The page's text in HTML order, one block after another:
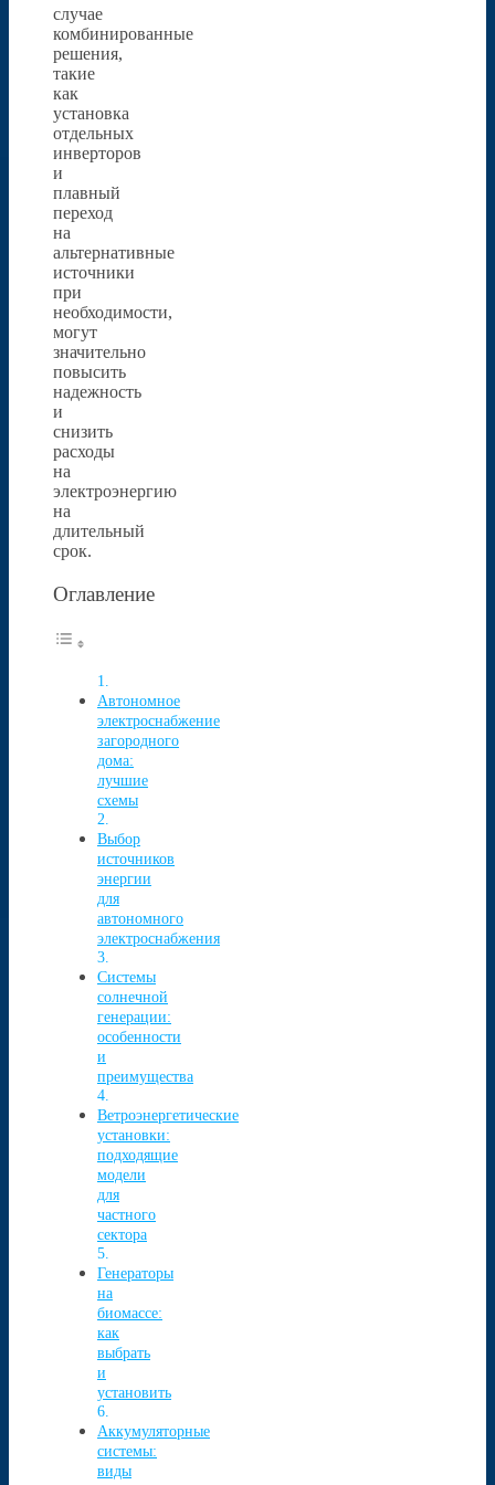
случае
комбинированные
решения,
такие
как
установка
отдельных
инверторов
и
плавный
переход
на
альтернативные
источники
при
необходимости,
могут
значительно
повысить
надежность
и
снизить
расходы
на
электроэнергию
на
длительный
срок.
Оглавление
Автономное
электроснабжение
загородного
дома:
лучшие
схемы
Выбор
источников
энергии
для
автономного
электроснабжения
Системы
солнечной
генерации:
особенности
и
преимущества
Ветроэнергетические
установки:
подходящие
модели
для
частного
сектора
Генераторы
на
биомассе:
как
выбрать
и
установить
Аккумуляторные
системы:
виды